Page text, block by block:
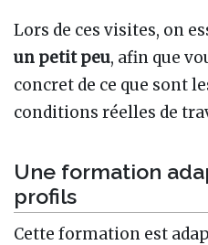
Lors de ces visites, on
un petit peu, afin que
concret de ce que sont
conditions réelles de
Une formation
profils
Cette formation est